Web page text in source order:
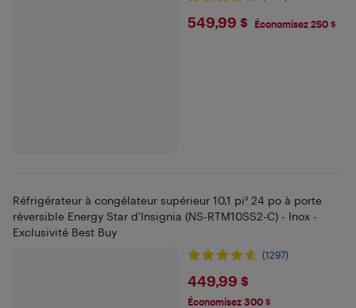
$549.99
549,99 $ Économisez 250 $
Réfrigérateur à congélateur supérieur 10,1 pi³ 24 po à porte
réversible Energy Star d'Insignia (NS-RTM10SS2-C) - Inox -
Exclusivité Best Buy
(1297)
$449.99
449,99 $
Économisez 300 $